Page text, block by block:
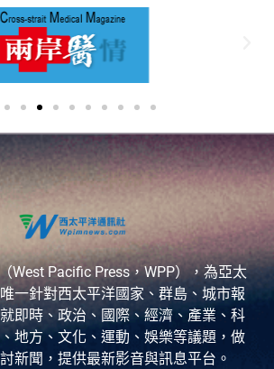
West Pacific Press，WPP），為亞太
一針對西太平洋國家、群島、城市報
即時、政治、國際、經濟、產業、科
地方、文化、運動、娛樂等議題，做
新聞，提供最新影音與訊息平台。